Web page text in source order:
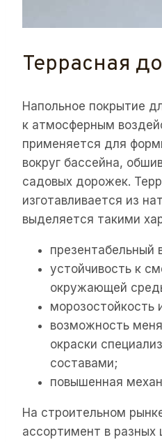
Террасная
Напольное покрытие
к атмосферным
применяется для
вокруг бассейна,
садовых дорожек.
изготавливается из
выделяется такими
презентабельный
устойчивость к
окружающей
морозостойкость
возможность
окраски
составами;
повышенная
На строительном
ассортимент в разных